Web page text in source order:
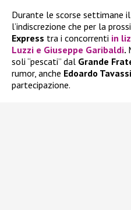
Durante le scorse settimane
l’indiscrezione che per la
Express tra i concorrenti in
Luzzi e Giuseppe Garibaldi.
soli “pescati” dal Grande
rumor, anche Edoardo Tavassi
partecipazione.